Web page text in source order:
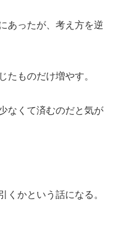
あったが、考え方を逆
たものだけ増やす。
なくて済むのだと気が
くかという話になる。